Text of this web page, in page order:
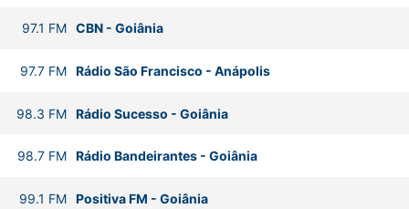
97.1 FM CBN- Goiânia
97.7 FM Rádio São Francisco - Anápolis
98.3 FM Rádio Sucesso - Goiânia
98.7 FM Rádio Bandeirantes- Goiânia
99.1 FM Positiva FM - Goiânia